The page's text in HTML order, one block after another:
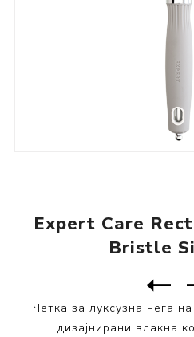
Expert Care
Bristle
Четка за луксузна нега
дизајнирани влакна